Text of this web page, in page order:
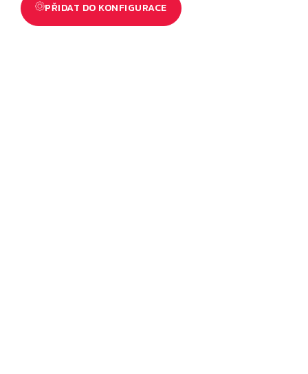
PŘIDAT DO KONFIGURACE